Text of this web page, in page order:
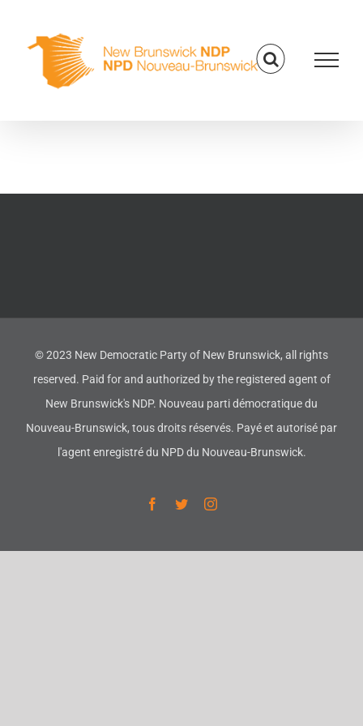
© 2023 New Democratic Party of New Brunswick, all rights
reserved. Paid for and authorized by the registered agent of
New Brunswick's NDP. Nouveau parti démocratique du
Nouveau-Brunswick, tous droits réservés. Payé et autorisé par
l'agent enregistré du NPD du Nouveau-Brunswick.
Facebook
TwitterInstagram